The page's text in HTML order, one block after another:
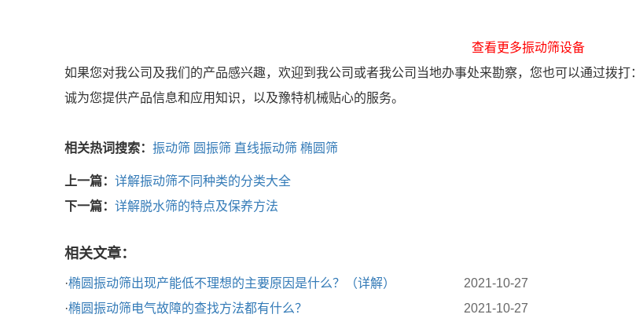
查看更多振动筛设备
如果您对我公司及我们的产品感兴趣，欢迎到我公司或者我公司当地办事处来勘察，您也可以通过拨打：
诚为您提供产品信息和应用知识，以及豫特机械贴心的服务。
相关热词搜索： 振动筛 圆振筛 直线振动筛 椭圆筛
上一篇： 详解振动筛不同种类的分类大全
下一篇： 详解脱水筛的特点及保养方法
相关文章：
·椭圆振动筛出现产能低不理想的主要原因是什么？（详解）
2021-10-27
·椭圆振动筛电气故障的查找方法都有什么？
2021-10-27